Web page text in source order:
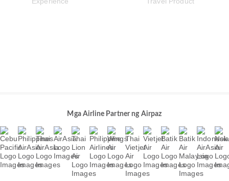
Mga Airline Partner ng Airpaz